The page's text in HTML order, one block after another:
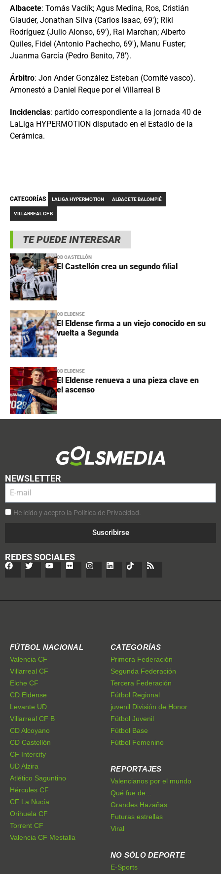
TE PUEDE INTERESAR
CD CASTELLÓN
El Castellón crea un segundo filial
CD ELDENSE
El Eldense firma a un viejo conocido en su
vuelta a Segunda
CD ELDENSE
El Eldense renueva a una pieza clave en
el ascenso
Albacete: Tomás Vaclík; Agus Medina, Ros, Cristián
Glauder, Jonathan Silva (Carlos Isaac, 69′); Riki
Rodríguez (Julio Alonso, 69′), Rai Marchan; Alberto
Quiles, Fidel (Antonio Pachecho, 69′), Manu Fuster;
Juanma García (Pedro Benito, 78′).
Árbitro: Jon Ander González Esteban (Comité vasco).
Amonestó a Daniel Reque por el Villarreal B
Incidencias: partido correspondiente a la jornada 40 de
LaLiga HYPERMOTION disputado en el Estadio de la
Cerámica.
CATEGORÍAS LALIGA HYPERMOTION ALBACETE BALOMPIÉ
VILLARREAL CF B
NEWSLETTER
He leído y acepto la Política de Privacidad.
Suscribirse
REDES SOCIALES
FÚTBOL NACIONAL
Valencia CF
Villarreal CF
Elche CF
CD Eldense
Levante UD
Villarreal CF B
CD Alcoyano
CD Castellón
CF Intercity
UD Alzira
Atlético Saguntino
Hércules CF
CF La Nucía
Orihuela CF
Torrent CF
Valencia CF Mestalla
CATEGORÍAS
Primera Federación
Segunda Federación
Tercera Federación
Fútbol Regional
juvenil División de Honor
Fútbol Juvenil
Fútbol Base
Fútbol Femenino
REPORTAJES
Valencianos por el mundo
Qué fue de...
Grandes Hazañas
Futuras estrellas
Viral
NO SÓLO DEPORTE
E-Sports